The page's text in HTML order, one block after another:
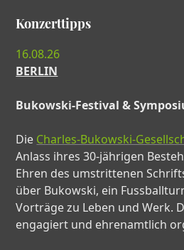
Konzerttipps
16.08.26
BERLIN
Bukowski-Festival &
Die Charles-Bukowski-
Anlass ihres 30-jährigen
Ehren des umstrittenen
über Bukowski, ein
Vorträge zu Leben und Werk.
engagiert und ehrenamtlich